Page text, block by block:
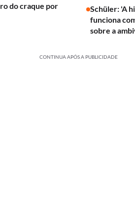
do craque por
Schüler: 'A
funciona
sobre a
CONTINUA APÓS A PUBLICIDADE